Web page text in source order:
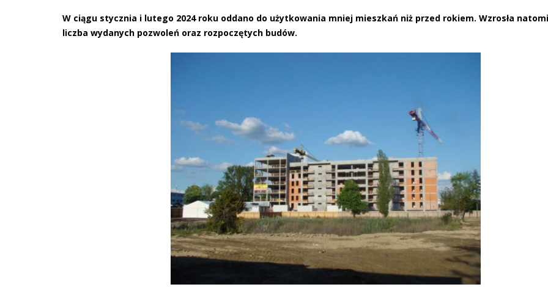
W ciągu stycznia i lutego 2024 roku oddano do użytkowania mniej mieszkań niż przed rokiem. Wzrosła
liczba wydanych pozwoleń oraz rozpoczętych budów.